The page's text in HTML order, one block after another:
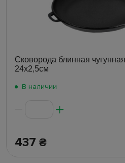
Сковорода блинная
24x2,5см
В наличии
437 ₴